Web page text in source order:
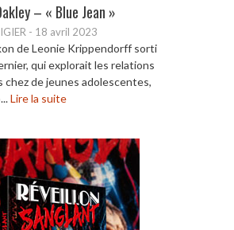
– « Blue Jean »
- 18 avril 2023
de Leonie Krippendorff sorti
qui explorait les relations
chez de jeunes adolescentes,
Lire la suite